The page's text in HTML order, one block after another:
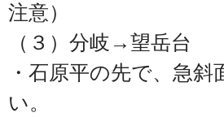
注意）
（３）分岐→望岳台
・石原平の先で、急
い。